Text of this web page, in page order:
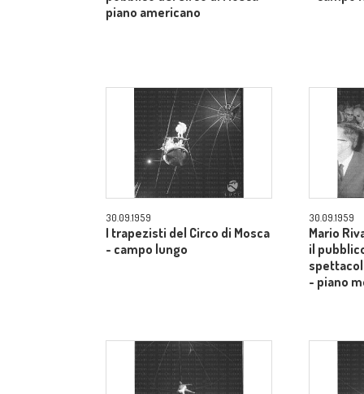
piano americano
30.09.1959
I trapezisti del Circo di Mosca
- campo lungo
30.09.1959
Mario
il
- piano